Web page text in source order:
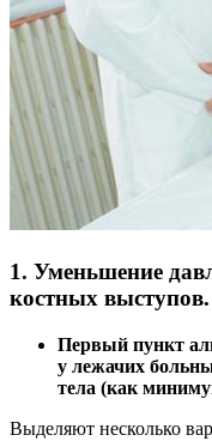
1. Уменьшение
костных выступов.
Первый пункт
у лежачих
тела (как
Выделяют несколько